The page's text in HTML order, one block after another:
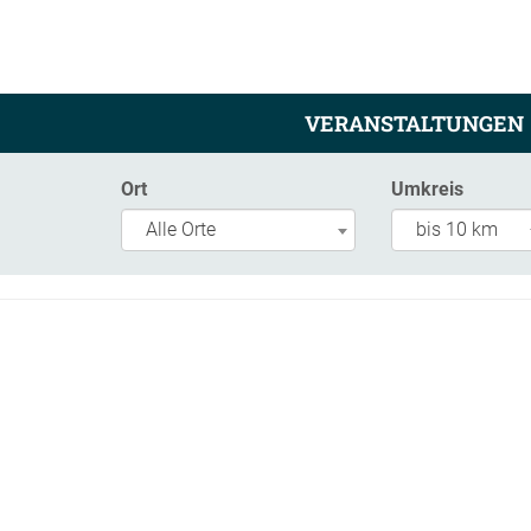
VERANSTALTUNGEN
Ort
Alle Orte
Umkreis
bis 10 km